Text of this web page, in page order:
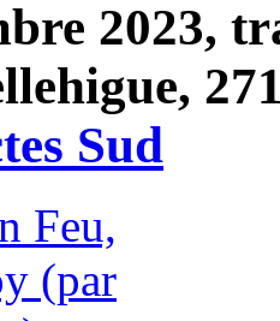
2023,
Sud